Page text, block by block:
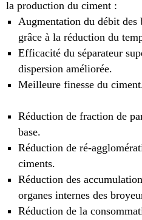
la production du ciment :
Augmentation du débit des
grâce à la réduction du
Efficacité du séparateur
dispersion améliorée.
Meilleure finesse du
Réduction de fraction de
base.
Réduction de ré-
ciments.
Réduction des
organes internes des
Réduction de la